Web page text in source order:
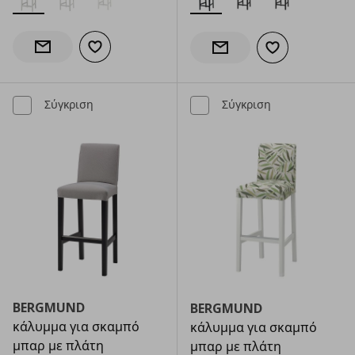
Ενημέρωση διαθεσιμότητας
Προσθήκη στα αγαπημέναΕνημέρωση διαθεσιμότητας
Προσθήκη στα
Σύγκριση
BERGMUND
κάλυμμα για σκαμπό
μπαρ με πλάτη
Σύγκριση
BERGMUND
κάλυμμα για σκαμπό
μπαρ με πλάτη